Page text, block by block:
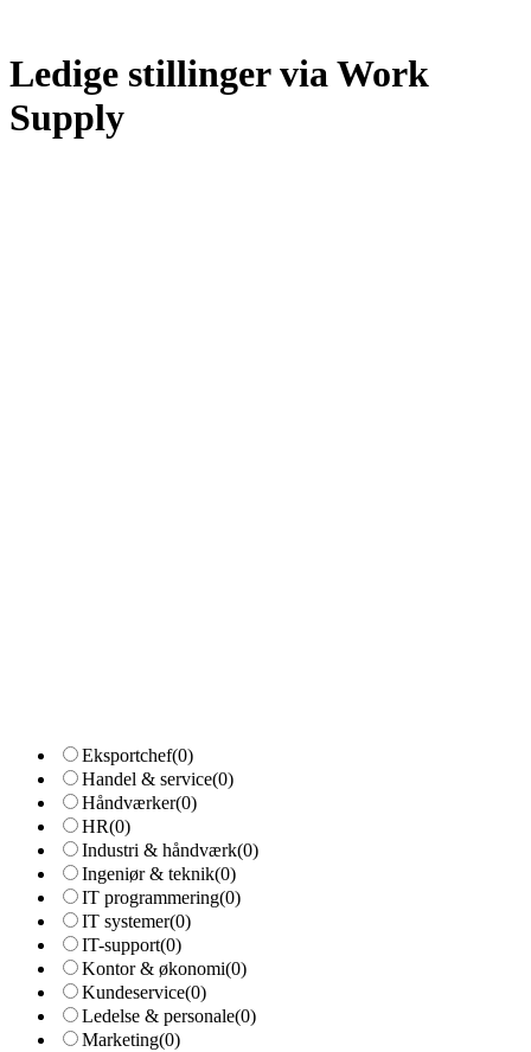
Ledige stillinger via Work
Supply
Eksportchef(0)
Handel & service(0)
Håndværker(0)
HR(0)
Industri & håndværk(0)
Ingeniør & teknik(0)
IT programmering(0)
IT systemer(0)
IT-support(0)
Kontor & økonomi(0)
Kundeservice(0)
Ledelse & personale(0)
Marketing(0)